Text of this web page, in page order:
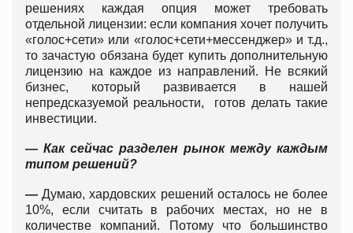
решениях каждая опция может требовать
отдельной лицензии: если компания хочет получить
«голос+сети» или «голос+сети+мессенджер» и т.д.,
то зачастую обязана будет купить дополнительную
лицензию на каждое из направлений. Не всякий
бизнес, который развивается в нашей
непредсказуемой реальности, готов делать такие
инвестиции.
— Как сейчас разделен рынок между каждым
типом решений?
—Думаю, хардовских решений осталось не более
10%, если считать в рабочих местах, но не в
количестве компаний. Потому что большинство